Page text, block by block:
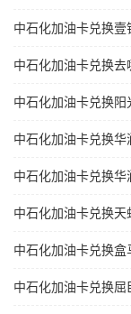
中石化加油卡兑换壹
中石化加油卡兑换去
中石化加油卡兑换阳
中石化加油卡兑换华
中石化加油卡兑换华
中石化加油卡兑换天
中石化加油卡兑换盒
中石化加油卡兑换屈